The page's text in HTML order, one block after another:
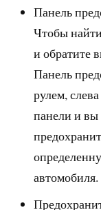
Панель
Чтобы найти
и обратите
Панель
рулем,
панели и вы
автомобиля.